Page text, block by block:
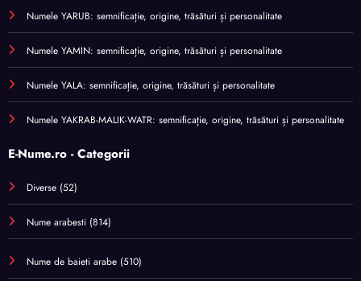
Numele YARUB: semnificație, origine, trăsături și personalitate
Numele YAMIN: semnificație, origine, trăsături și personalitate
Numele YALA: semnificație, origine, trăsături și personalitate
Numele YAKRAB-MALIK-WATR: semnificație, origine, trăsături și personalitate
E-Nume.ro - Categorii
Diverse (52)
Nume arabesti (814)
Nume de baieti arabe (510)